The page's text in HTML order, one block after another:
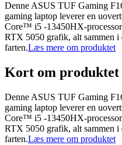
Denne ASUS TUF Gaming
gaming laptop leverer en
Core™ i5 -13450HX-
RTX 5050 grafik, alt sammen
farten.Læs mere om produktet
Kort om produktet
Denne ASUS TUF Gaming
gaming laptop leverer en
Core™ i5 -13450HX-
RTX 5050 grafik, alt sammen
farten.Læs mere om produktet